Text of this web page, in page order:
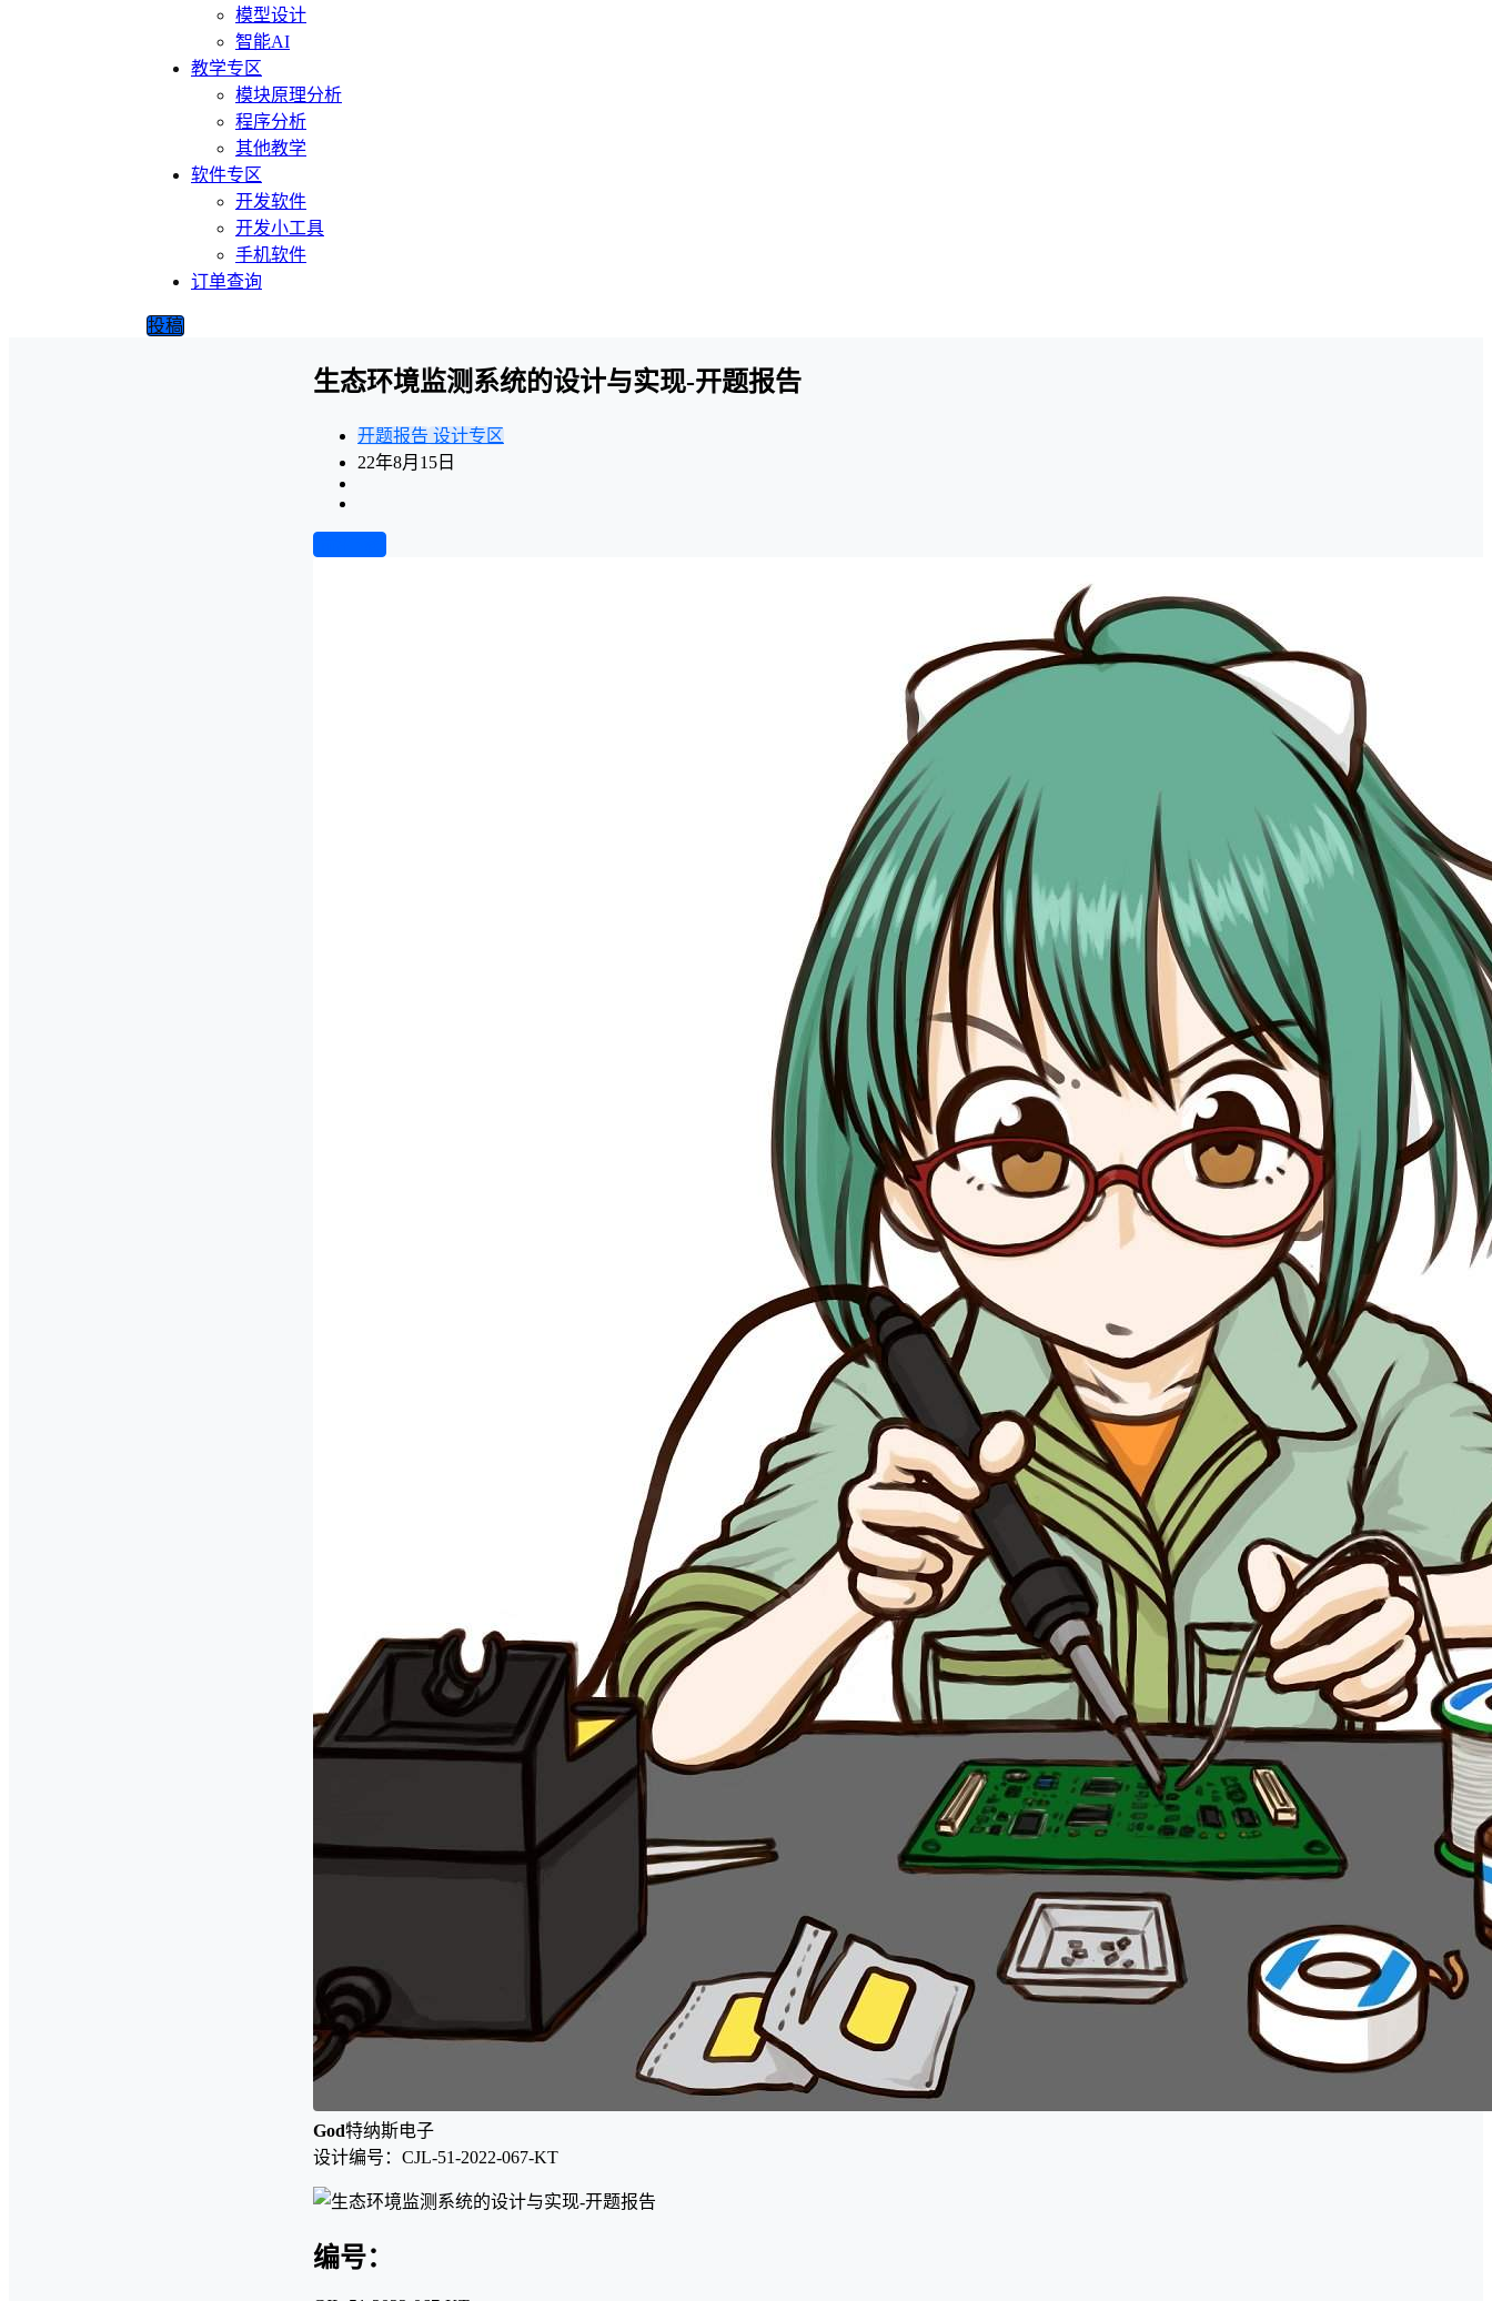
模型设计
智能AI
教学专区
模块原理分析
程序分析
其他教学
软件专区
开发软件
开发小工具
手机软件
订单查询
投稿
生态环境监测系统的设计与实现-开题报告
开题报告 设计专区
22年8月15日
God特纳斯电子
设计编号：CJL-51-2022-067-KT
编号：